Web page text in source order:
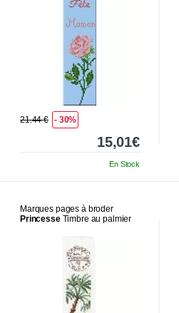
21.44 € - 30%
15,01€
En Stock
Marques pages à broder
PrincesseTimbre au palmier